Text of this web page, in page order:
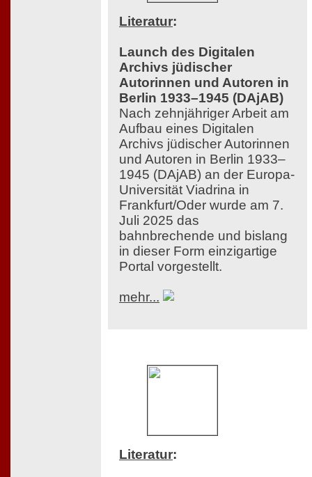
Literatur:
Launch des Digitalen
Archivs jüdischer
Autorinnen und Autoren in
Berlin 1933–1945 (DAjAB)
Nach zehnjähriger Arbeit am
Aufbau eines Digitalen
Archivs jüdischer Autorinnen
und Autoren in Berlin 1933–
1945 (DAjAB) an der Europa-
Universität Viadrina in
Frankfurt/Oder wurde am 7.
Juli 2025 das
bahnbrechende und bislang
in dieser Form einzigartige
Portal vorgestellt.
mehr...
Literatur: